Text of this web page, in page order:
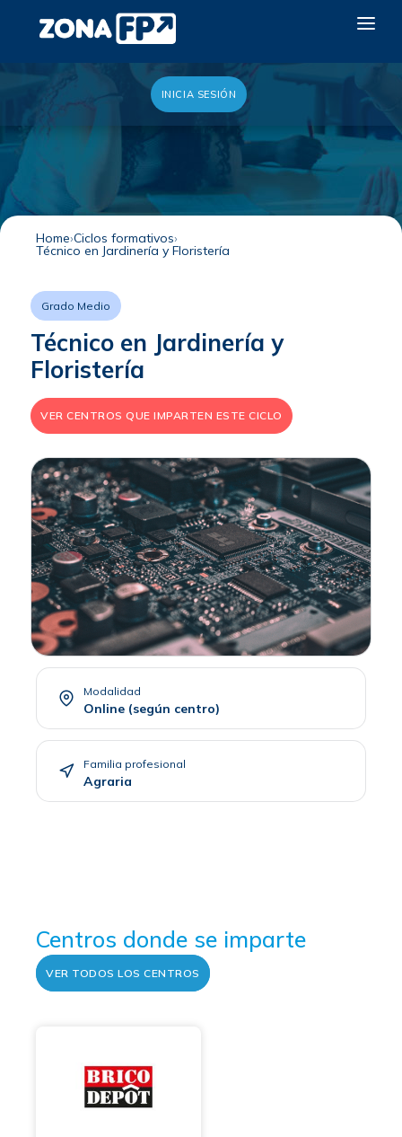
NOTICIAS
QUIERO EXPONER
INICIA SESIÓN
Home Ciclos formativos
Técnico en Jardinería y Floristería
Grado Medio
Técnico en Jardinería y
Floristería
VER CENTROS QUE IMPARTEN ESTE CICLO
Modalidad
Online (según centro)
Familia profesional
Agraria
Centros donde se imparte
VER TODOS LOS CENTROS